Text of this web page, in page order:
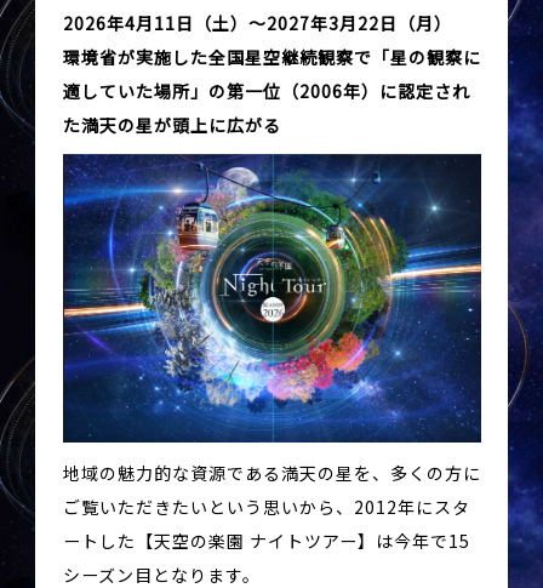
2026年4月11日（土）～2027年3月22日（月）
環境省が実施した全国星空継続観察で「星の観察に
適していた場所」の第一位（2006年）に認定され
た満天の星が頭上に広がる
地域の魅力的な資源である満天の星を、多くの方に
ご覧いただきたいという思いから、2012年にスタ
ートした【天空の楽園 ナイトツアー】は今年で15
シーズン目となります。